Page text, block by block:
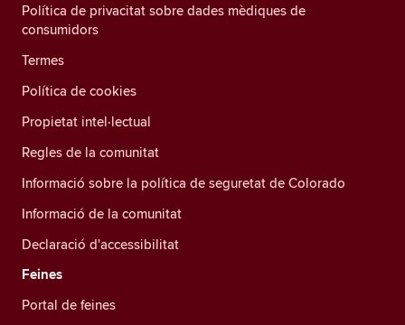
Política de privacitat sobre dades mèdiques de
consumidors
Termes
Política de cookies
Propietat intel·lectual
Regles de la comunitat
Informació sobre la política de seguretat de Colorado
Informació de la comunitat
Declaració d'accessibilitat
Feines
Portal de feines